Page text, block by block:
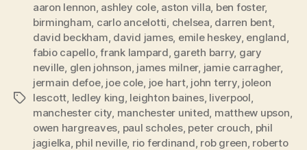
knust
af
skader,
dårlig
form
og
John
Terry”
Tags
aaron lennon, ashley cole, aston villa, ben foster,
birmingham, carlo ancelotti, chelsea, darren bent,
david beckham, david james, emile heskey, england,
fabio capello,frank lampard, gareth barry, gary
neville, glen johnson, james milner, jamie carragher,
jermain defoe, joe cole, joe hart, john terry, joleon
lescott, ledley king, leighton baines, liverpool,
manchester city, manchester united, matthew upson,
owen hargreaves, paul scholes, peter crouch, phil
jagielka, phil neville, rio ferdinand, rob green, roberto